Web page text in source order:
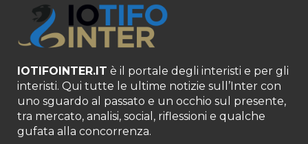
IOTIFOINTER.IT è il portale degli interisti e per gli
interisti. Qui tutte le ultime notizie sull’Inter con
uno sguardo al passato e un occhio sul presente,
tra mercato, analisi, social, riflessioni e qualche
gufata alla concorrenza.